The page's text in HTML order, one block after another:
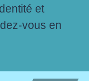
et
vous en